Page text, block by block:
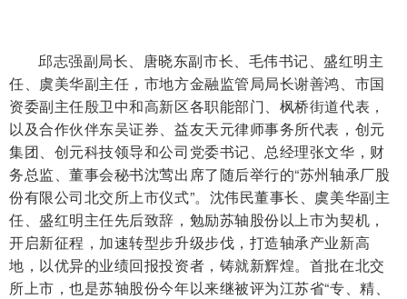
邱志强副局长、唐晓东副市长、毛伟书记、盛红明主
任、虞美华副主任，市地方金融监管局局长谢善鸿、市国
资委副主任殷卫中和高新区各职能部门、枫桥街道代表，
以及合作伙伴东吴证券、益友天元律师事务所代表，创元
集团、创元科技领导和公司党委书记、总经理张文华，财
务总监、董事会秘书沈莺出席了随后举行的“苏州轴承厂股
份有限公司北交所上市仪式”。沈伟民董事长、虞美华副主
任、盛红明主任先后致辞，勉励苏轴股份以上市为契机，
开启新征程，加速转型步升级步伐，打造轴承产业新高
地，以优异的业绩回报投资者，铸就新辉煌。首批在北交
所上市，也是苏轴股份今年以来继被评为江苏省“专、精、